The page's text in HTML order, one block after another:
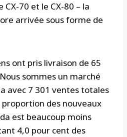
70 et le CX-80 – la
arrivée sous forme de
ont pris livraison de 65
sommes un marché
avec 7 301 ventes totales
des nouveaux
est beaucoup moins
4,0 pour cent des